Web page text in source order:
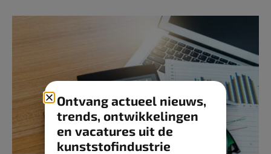
Ontvang actueel nieuws,
trends, ontwikkelingen
en vacatures uit de
kunststofindustrie